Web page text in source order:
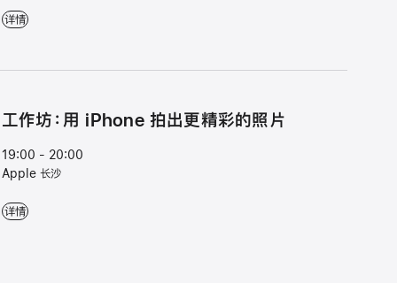
工⁠作⁠坊⁠：用 iPhone 拍视⁠频 - 17:00 - 18:00 - Apple 长沙
详情
工作坊：用 iPhone 拍出更精彩的照片
19:00 - 20:00
Apple 长沙
工作坊：用 iPhone 拍出更精彩的照片 - 19:00 - 20:00 - Apple 长沙
详情